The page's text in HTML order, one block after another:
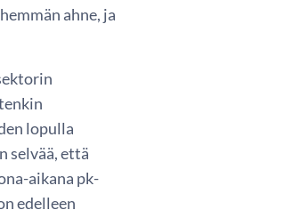
ahne, ja
lopulla
selvää, että
aikana pk-
edelleen